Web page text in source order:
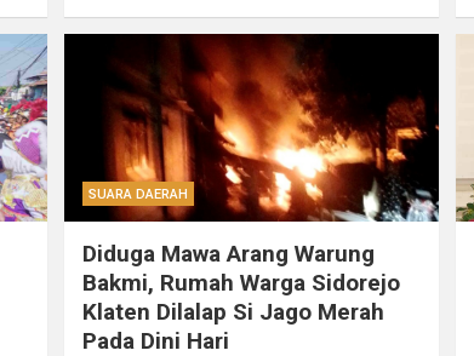
SUARA DAERAH
Diduga Mawa Arang Warung
Bakmi, Rumah Warga Sidorejo
Klaten Dilalap Si Jago Merah
Pada Dini Hari